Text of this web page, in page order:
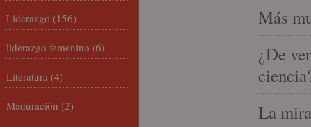
Más
¿De
La
Liderazgo (156)
liderazgo femenino (6)
Literatura (4)
Maduración (2)